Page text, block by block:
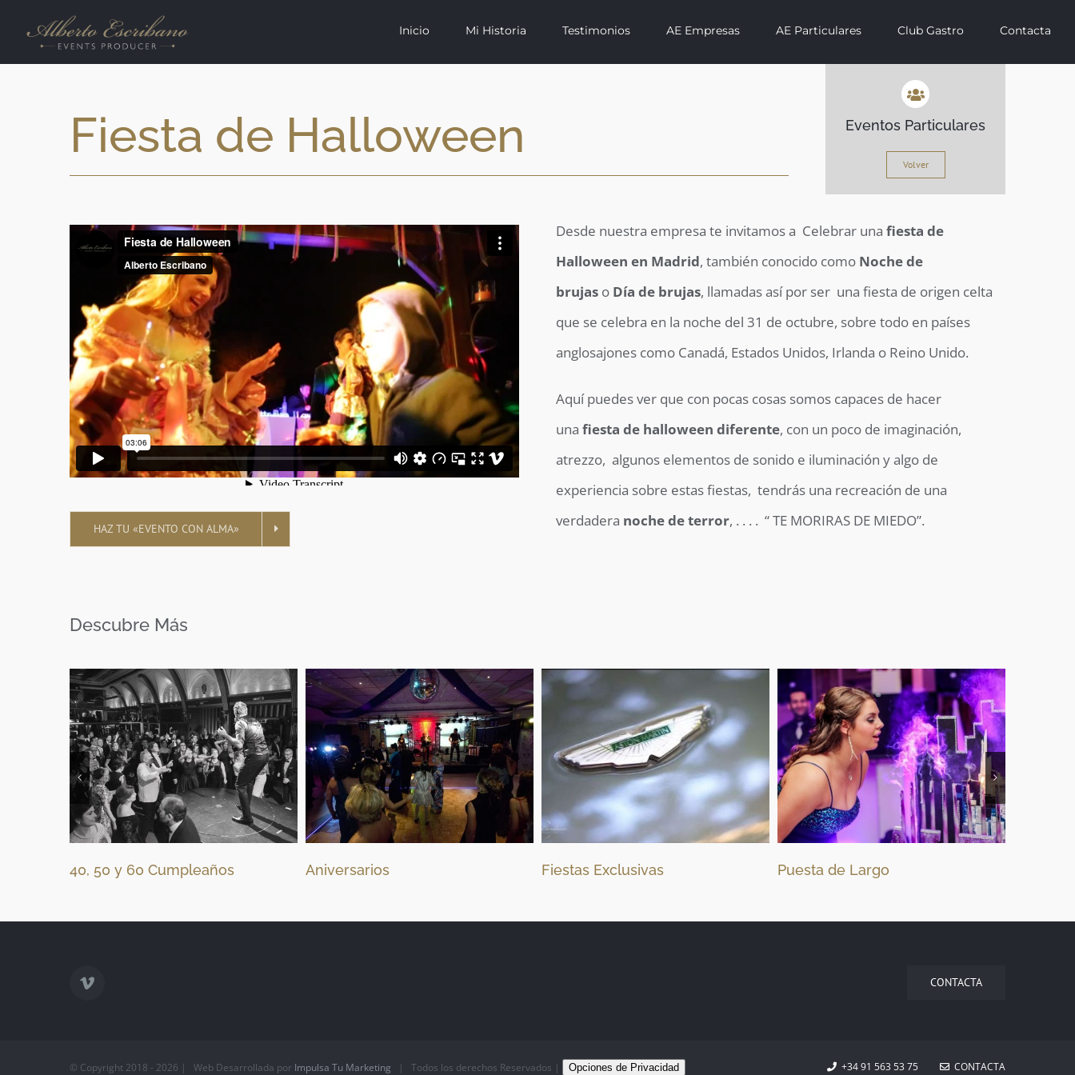
Inicio Mi Historia Testimonios AE Empresas AE Particulares Club Gastro Contacta
Fiesta de Halloween Eventos Particulares
Volver
HAZ TU «EVENTO CON ALMA»
Desde nuestra empresa te invitamos a Celebrar unafiesta de
Halloween en Madrid, también conocido como Noche de
brujas o Día de brujas, llamadas así por ser una fiesta de origen celta
que se celebra en la noche del 31 de octubre, sobre todo en países
anglosajones como Canadá, Estados Unidos, Irlanda o Reino Unido.
Aquí puedes ver que con pocas cosas somos capaces de hacer
unafiesta de halloween diferente, con un poco de imaginación,
atrezzo, algunos elementos de sonido e iluminación y algo de
experiencia sobre estas fiestas, tendrás una recreación de una
verdadera noche de terror, . . . . “ TE MORIRAS DE MIEDO”.
Descubre Más
40, 50 y 60 Cumpleaños Aniversarios Fiestas Exclusivas Puesta de Largo
CONTACTA
© Copyright 2018 - 2026 | Web Desarrollada por Impulsa Tu Marketing | Todos los derechos Reservados | Opciones de Privacidad +34 91 563 53 75 CONTACTA